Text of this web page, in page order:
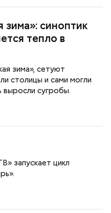
зима»: синоптик
тепло в
зима», сетуют
столицы и сами могли
выросли сугробы.
запускает цикл